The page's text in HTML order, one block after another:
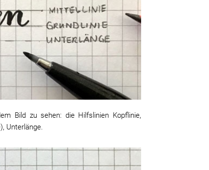
Bild zu sehen: die Hilfslinien Kopflinie,
Unterlänge.